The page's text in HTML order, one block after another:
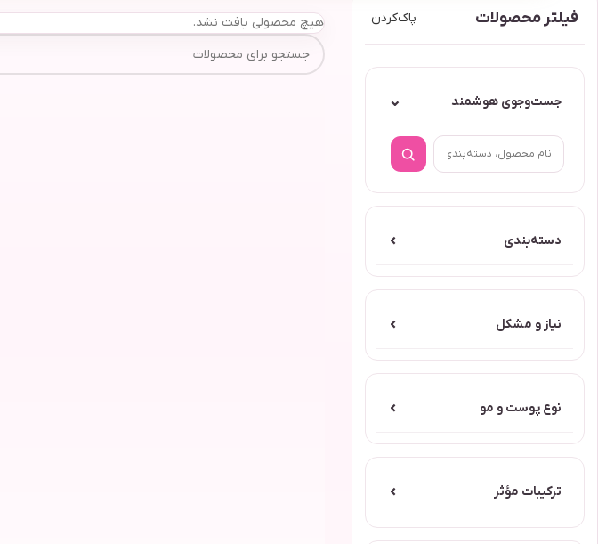
فیلتر محصولات پاک‌کردن
جست‌وجوی هوشمند ⌄
دسته‌بندی ⌄
نیاز و مشکل ⌄
نوع پوست و مو ⌄
ترکیبات مؤثر ⌄
هیچ محصولی یافت نشد.